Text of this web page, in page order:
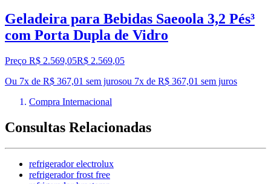
Geladeira para Bebidas Saeoola 3,2 Pés³
com Porta Dupla de Vidro
Preço R$ 2.569,05R$ 2.569,05
Ou 7x de R$ 367,01 sem jurosou 7x de R$ 367,01 sem juros
Compra Internacional
Consultas Relacionadas
refrigerador electrolux
refrigerador frost free